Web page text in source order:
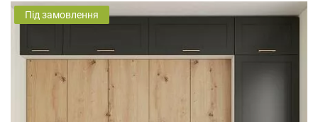
Під замовлення